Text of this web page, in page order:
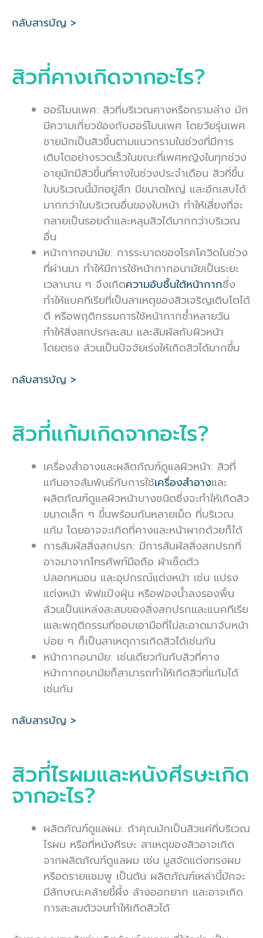
กลับสารบัญ >
สิวที่คางเกิดจากอะไร?
ฮอร์โมนเพศ: สิวที่บริเวณคางหรือกรามล่าง มัก
มีความเกี่ยวข้องกับฮอร์โมนเพศ โดยวัยรุ่นเพศ
ชายมักเป็นสิวขึ้นตามแนวกรามในช่วงที่มีการ
เติบโตอย่างรวดเร็วในขณะที่เพศหญิงในทุกช่วง
อายุมักมีสิวขึ้นที่คางในช่วงประจำเดือน สิวที่ขึ้น
ในบริเวณนี้มักอยู่ลึก มีขนาดใหญ่ และอักเสบได้
มากกว่าในบริเวณอื่นของใบหน้า ทำให้เสี่ยงที่จะ
กลายเป็นรอยดำและหลุมสิวได้มากกว่าบริเวณ
อื่น
หน้ากากอนามัย: การระบาดของโรคโควิดในช่วง
ที่ผ่านมา ทำให้มีการใช้หน้ากากอนามัยเป็นระยะ
เวลานาน ๆ จึงเกิดความอับชื้นใต้หน้ากากซึ่ง
ทำให้แบคทีเรียที่เป็นสาเหตุของสิวเจริญเติบโตได้
ดี หรือพฤติกรรมการใช้หน้ากากซ้ำหลายวัน
ทำให้สิ่งสกปรกสะสม และสัมผัสกับผิวหน้า
โดยตรง ล้วนเป็นปัจจัยเร่งให้เกิดสิวได้มากขึ้น
กลับสารบัญ >
สิวที่แก้มเกิดจากอะไร?
เครื่องสำอางและผลิตภัณฑ์ดูแลผิวหน้า: สิวที่
แก้มอาจสัมพันธ์กับการใช้เครื่องสำอางและ
ผลิตภัณฑ์ดูแลผิวหน้าบางชนิดซึ่งจะทำให้เกิดสิว
ขนาดเล็ก ๆ ขึ้นพร้อมกันหลายเม็ด ที่บริเวณ
แก้ม โดยอาจจะเกิดที่คางและหน้าผากด้วยก็ได้
การสัมผัสสิ่งสกปรก: มีการสัมผัสสิ่งสกปรกที่
อาจมาจากโทรศัพท์มือถือ ผ้าเช็ดตัว
ปลอกหมอน และอุปกรณ์แต่งหน้า เช่น แปรง
แต่งหน้า พัฟแป้งฝุ่น หรือฟองน้ำลงรองพื้น
ล้วนเป็นแหล่งสะสมของสิ่งสกปรกและแบคทีเรีย
เและพฤติกรรมที่ชอบเอามือที่ไม่สะอาดมาจับหน้า
บ่อย ๆ ก็เป็นสาเหตุการเกิดสิวได้เช่นกัน
หน้ากากอนามัย: เช่นเดียวกันกับสิวที่คาง
หน้ากากอนามัยก็สามารถทำให้เกิดสิวที่แก้มได้
เช่นกัน
กลับสารบัญ >
สิวที่ไรผมและหนังศีรษะเกิด
จากอะไร?
ผลิตภัณฑ์ดูแลผม: ถ้าคุณมักเป็นสิวแค่ที่บริเวณ
ไรผม หรือที่หนังศีรษะ สาเหตุของสิวอาจเกิด
จากผลิตภัณฑ์ดูแลผม เช่น มูสจัดแต่งทรงผม
หรือดรายแชมพู เป็นต้น ผลิตภัณฑ์เหล่านี้มักจะ
มีลักษณะคล้ายขี้ผึ้ง ล้างออกยาก และอาจเกิด
การสะสมตัวจนทำให้เกิดสิวได้